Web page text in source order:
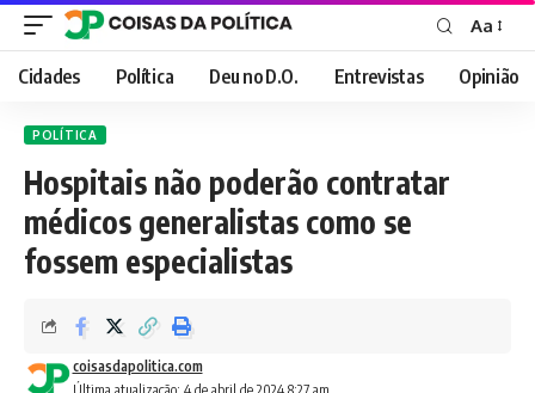
Font
Resizer
Aa
Cidades Política Deu no D.O. Entrevistas Opinião
POLÍTICA
Hospitais não poderão contratar
médicos generalistas como se
fossem especialistas
coisasdapolitica.com